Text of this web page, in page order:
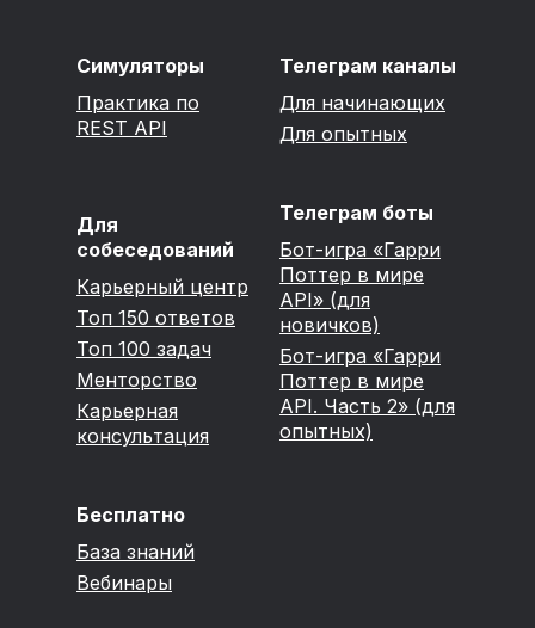
Симуляторы
Практика по
REST API
Для
собеседований
Карьерный центр
Топ 150 ответов
Топ 100 задач
Менторство
Карьерная
консультация
Бесплатно
База знаний
Вебинары
Телеграм каналы
Для начинающих
Для опытных
Телеграм боты
Бот-игра «Гарри
Поттер в мире
API» (для
новичков)
Бот-игра «Гарри
Поттер в мире
API. Часть 2» (для
опытных)